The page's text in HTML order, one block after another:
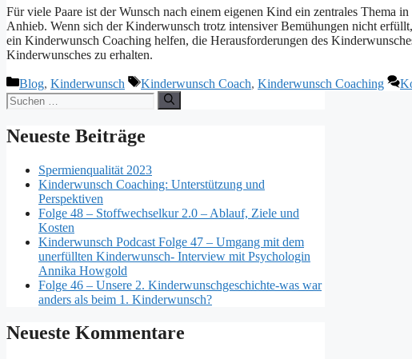
Für viele Paare ist der Wunsch nach einem eigenen Kind ein zentrales Thema
Anhieb. Wenn sich der Kinderwunsch trotz intensiver Bemühungen nicht
ein Kinderwunsch Coaching helfen, die Herausforderungen des
Kinderwunsches zu erhalten.
Kategorien
Blog, Kinderwunsch Schlagwörter
Kinderwunsch Coach, Kinderwunsch Coaching
Suchen
nach:
Neueste Beiträge
Spermienqualität 2023
Kinderwunsch Coaching: Unterstützung und
Perspektiven
Folge 48 – Stoffwechselkur 2.0 – Ablauf, Ziele und
Kosten
Kinderwunsch Podcast Folge 47 – Umgang mit dem
unerfüllten Kinderwunsch- Interview mit Psychologin
Annika Howgold
Folge 46 – Unsere 2. Kinderwunschgeschichte-was war
anders als beim 1. Kinderwunsch?
Neueste Kommentare